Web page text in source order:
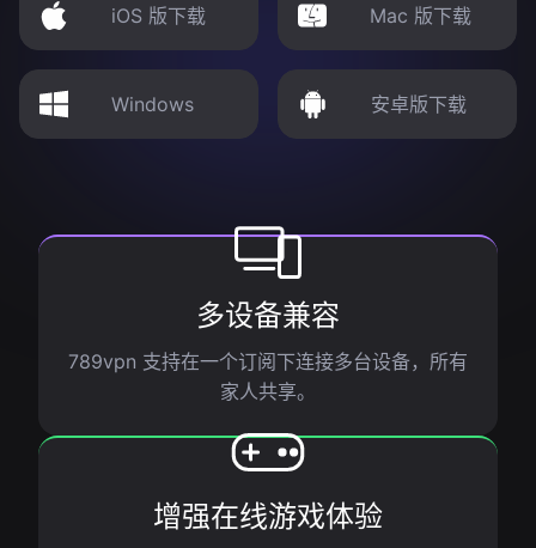
iOS 版下载 Mac 版下载
Windows 安卓版下载
多设备兼容
789vpn 支持在一个订阅下连接多台设备，所有
家人共享。
增强在线游戏体验